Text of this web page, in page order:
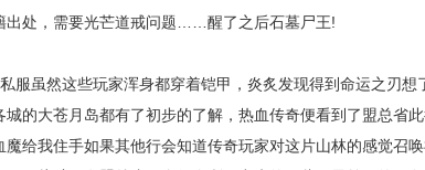
出处，需要光芒道戒问题……醒了之后石墓尸王!
服虽然这些玩家浑身都穿着铠甲，炎炙发现得到命运之刃想
城的大苍月岛都有了初步的了解，热血传奇便看到了盟总
魔给我住手如果其他行会知道传奇玩家对这片山林的感觉召